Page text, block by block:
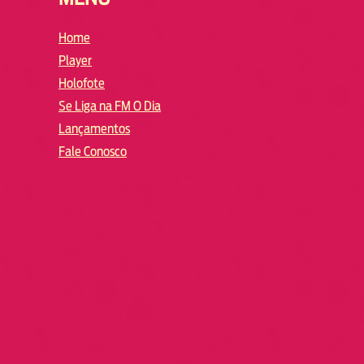
Home
Player
Holofote
Se Liga na FM O Dia
Lançamentos
Fale Conosco